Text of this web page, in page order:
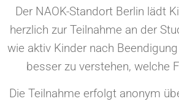
Der NAOK-Standort Berlin lädt
herzlich zur Teilnahme an der
wie aktiv Kinder nach
besser zu verstehen, welche
Die Teilnahme erfolgt anonym